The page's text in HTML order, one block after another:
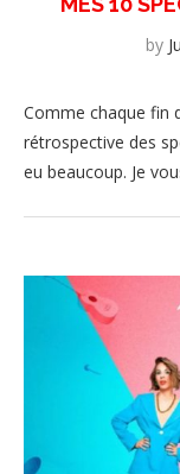
by
Comme chaque fin
rétrospective des
eu beaucoup. Je